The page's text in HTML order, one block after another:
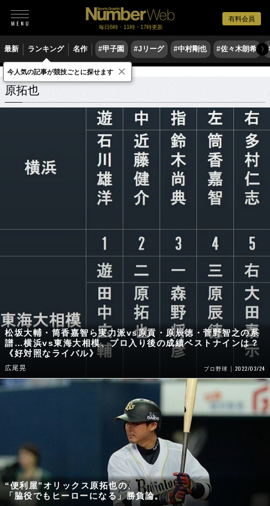
有料会員
毎日6時・11時・17時更新
最新 ランキング 名作 #甲子園 #Jリーグ #中村剛也 #佐々木朗希 〉
原拓也 関連記事
原拓也
松坂大輔・筒香嘉智ら実力派vs原貢・原辰徳・菅野智之の系
譜…横浜vs東海大相模、プロ入り後の成績ベストナインは？
《好対照なライバル》
広尾晃 プロ野球 2022/03/24
“便利屋”オリックス原拓也の、
「脇役でもヒーローになる」勝負論。
今人気の記事が競技ごとに探せます ×